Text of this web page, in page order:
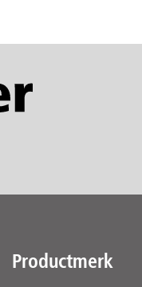
Productmerk